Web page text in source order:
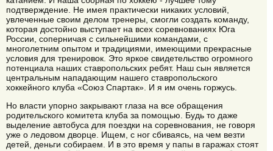
подтверждение. Не имея практически никаких условий,
увлеченные своим делом тренеры, смогли создать команду,
которая достойно выступает на всех соревнованиях Юга
России, соперничая с сильнейшими командами, с
многолетним опытом и традициями, имеющими прекрасные
условия для тренировок. Это яркое свидетельство огромного
потенциала наших ставропольских ребят. Наш сын является
центральным нападающим нашего ставропольского
хоккейного клуба «Союз Спартак». И я им очень горжусь.
Но власти упорно закрывают глаза на все обращения
родительского комитета клуба за помощью. Будь то даже
выделение автобуса для поездки на соревнования, не говоря
уже о ледовом дворце. Ищем, с ног сбиваясь, на чем везти
детей, деньги собираем. И в это время у папы в гаражах стоят